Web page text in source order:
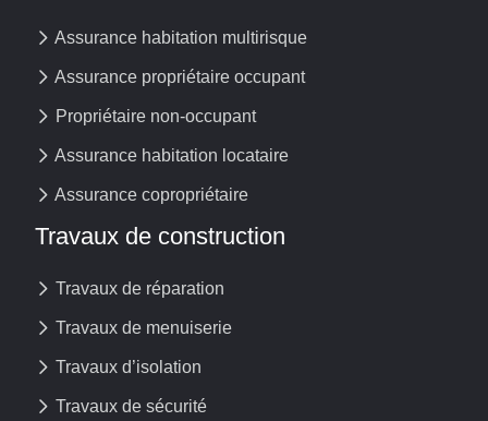
Assurance habitation multirisque
Assurance propriétaire occupant
Propriétaire non-occupant
Assurance habitation locataire
Assurance copropriétaire
Travaux de construction
Travaux de réparation
Travaux de menuiserie
Travaux d’isolation
Travaux de sécurité